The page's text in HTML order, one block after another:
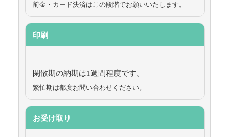
前金・カード決済はこの段階でお願いいたします。
印刷
閑散期の納期は1週間程度です。
繁忙期は都度お問い合わせください。
お受け取り